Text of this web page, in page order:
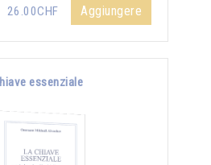
26.00CHF
Aggiungere
essenziale